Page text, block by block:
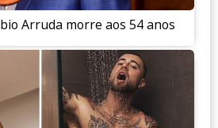
Arruda morre aos 54 anos